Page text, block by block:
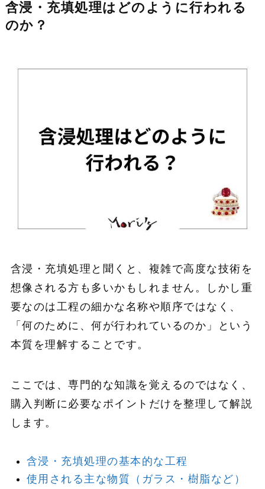
含浸・充填処理はどのように行われる
のか？
含浸・充填処理と聞くと、複雑で高度な技術を
想像される方も多いかもしれません。しかし重
要なのは工程の細かな名称や順序ではなく、
「何のために、何が行われているのか」という
本質を理解することです。
ここでは、専門的な知識を覚えるのではなく、
購入判断に必要なポイントだけを整理して解説
します。
含浸・充填処理の基本的な工程
使用される主な物質（ガラス・樹脂など）